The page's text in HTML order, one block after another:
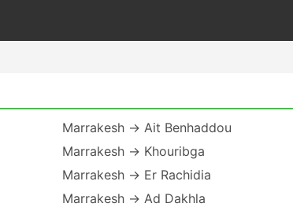
Marrakesh → Ait Benhaddou
Marrakesh → Khouribga
Marrakesh → Er Rachidia
Marrakesh → Ad Dakhla